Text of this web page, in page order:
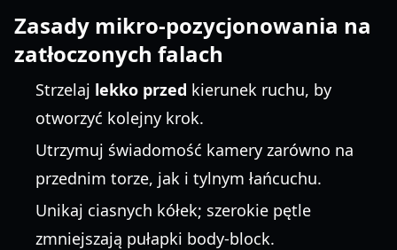
Zasady mikro-pozycjonowania na
zatłoczonych falach
Strzelaj lekko przed kierunek ruchu, by
otworzyć kolejny krok.
Utrzymuj świadomość kamery zarówno na
przednim torze, jak i tylnym łańcuchu.
Unikaj ciasnych kółek; szerokie pętle
zmniejszają pułapki body-block.